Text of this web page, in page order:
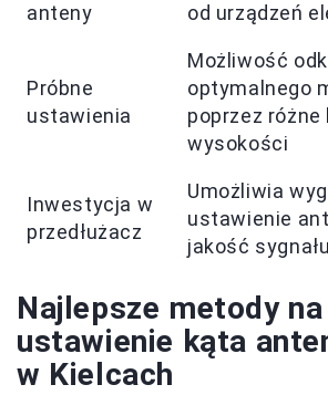
anteny
od urządzeń
Próbne
ustawienia
Możliwość
optymalnego
poprzez różne
wysokości
Inwestycja w
przedłużacz
Umożliwia
ustawienie
jakość sygnału
Najlepsze metody na
ustawienie kąta
w Kielcach